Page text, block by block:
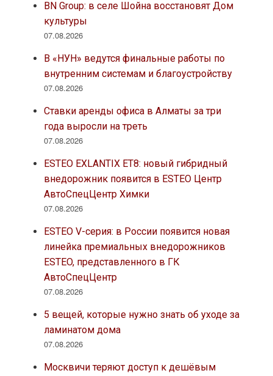
BN Group: в селе Шойна восстановят Дом
культуры
07.08.2026
В «НУН» ведутся финальные работы по
внутренним системам и благоустройству
07.08.2026
Ставки аренды офиса в Алматы за три
года выросли на треть
07.08.2026
ESTEO EXLANTIX ET8: новый гибридный
внедорожник появится в ESTEO Центр
АвтоСпецЦентр Химки
07.08.2026
ESTEO V-серия: в России появится новая
линейка премиальных внедорожников
ESTEO, представленного в ГК
АвтоСпецЦентр
07.08.2026
5 вещей, которые нужно знать об уходе за
ламинатом дома
07.08.2026
Москвичи теряют доступ к дешёвым